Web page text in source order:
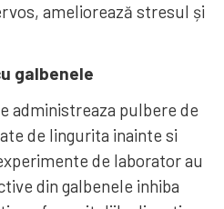
ameliorează stresul și
galbenele
administreaza pulbere de
de lingurita inainte si
de laborator au
din galbenele inhiba